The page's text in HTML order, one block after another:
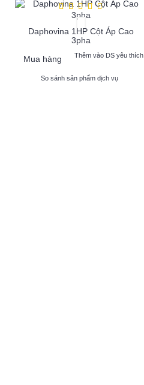
Daphovina 1HP Cột Áp Cao
3pha
Mua hàng
Thêm vào DS yêu thích
So sánh sản phẩm dịch vụ